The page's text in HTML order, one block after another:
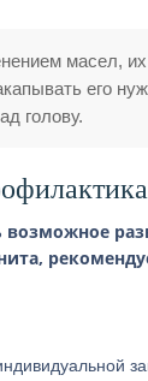
масел,
его
голову.
возможное